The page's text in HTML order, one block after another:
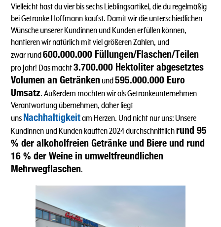
Vielleicht hast du vier bis sechs Lieblingsartikel, die du regelmäßig
bei Getränke Hoffmann kaufst. Damit wir die unterschiedlichen
Wünsche unserer Kundinnen und Kunden erfüllen können,
hantieren wir natürlich mit viel größeren Zahlen, und
zwar rund600.000.000 Füllungen/Flaschen/Teilen
pro Jahr! Das macht3.700.000 Hektoliter abgesetztes
Volumen an Getränken und595.000.000 Euro
Umsatz. Außerdem möchten wir als Getränkeunternehmen
Verantwortung übernehmen, daher liegt
uns Nachhaltigkeitam Herzen. Und nicht nur uns: Unsere
Kundinnen und Kunden kauften 2024 durchschnittlich rund 95
% der alkoholfreien Getränke und Biere und rund
16 % der Weine in umweltfreundlichen
Mehrwegflaschen.